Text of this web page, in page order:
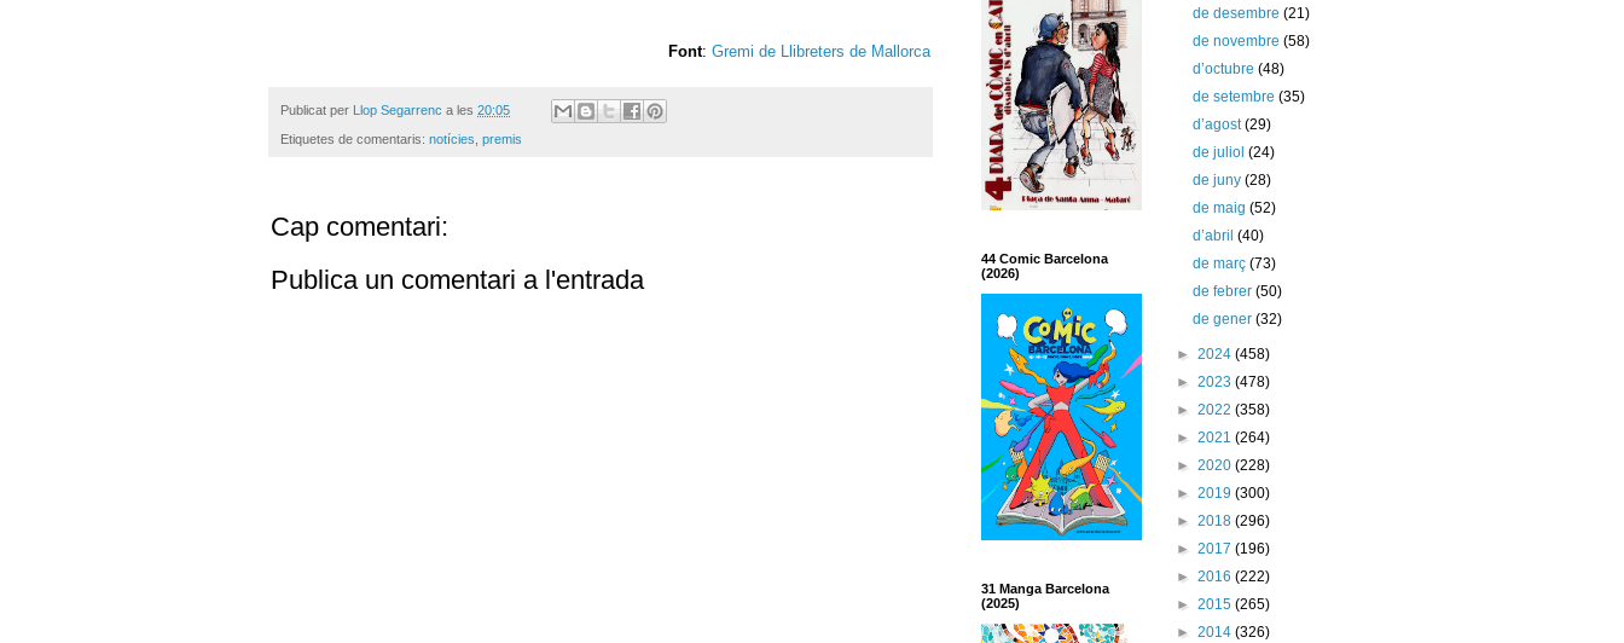
Font: Gremi de Llibreters de Mallorca
Publicat per Llop Segarrenc a les 20:05
Etiquetes de comentaris: notícies, premis
Cap comentari:
Publica un comentari a l'entrada
44 Comic Barcelona
(2026)
31 Manga Barcelona
(2025)
de desembre(21)
de novembre(58)
d’octubre(48)
de setembre(35)
d’agost(29)
de juliol(24)
de juny(28)
de maig(52)
d’abril(40)
de març(73)
de febrer(50)
de gener(32)
► 2024 (458)
► 2023 (478)
► 2022 (358)
► 2021 (264)
► 2020 (228)
► 2019 (300)
► 2018 (296)
► 2017 (196)
► 2016 (222)
► 2015 (265)
► 2014 (326)